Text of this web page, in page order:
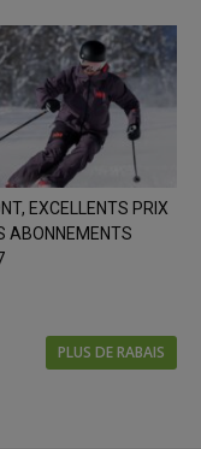
EXCELLENTS PRIX
ABONNEMENTS
PLUS DE RABAIS